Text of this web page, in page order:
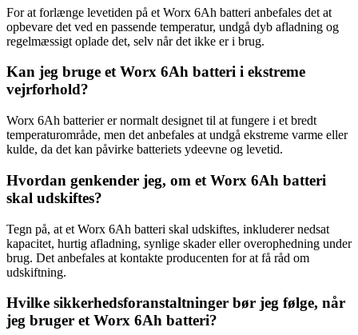
For at forlænge levetiden på et Worx 6Ah batteri anbefales det at
opbevare det ved en passende temperatur, undgå dyb afladning og
regelmæssigt oplade det, selv når det ikke er i brug.
Kan jeg bruge et Worx 6Ah batteri i ekstreme
vejrforhold?
Worx 6Ah batterier er normalt designet til at fungere i et bredt
temperaturområde, men det anbefales at undgå ekstreme varme eller
kulde, da det kan påvirke batteriets ydeevne og levetid.
Hvordan genkender jeg, om et Worx 6Ah batteri
skal udskiftes?
Tegn på, at et Worx 6Ah batteri skal udskiftes, inkluderer nedsat
kapacitet, hurtig afladning, synlige skader eller overophedning under
brug. Det anbefales at kontakte producenten for at få råd om
udskiftning.
Hvilke sikkerhedsforanstaltninger bør jeg følge, når
jeg bruger et Worx 6Ah batteri?